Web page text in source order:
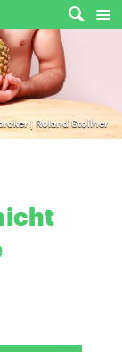
| Roland Stollner